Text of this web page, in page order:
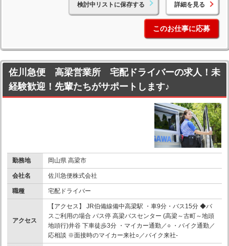
検討中リストに保存する 詳細を見る
このお仕事に応募
佐川急便 高梁営業所 宅配ドライバーの求人！未
経験歓迎！先輩たちがサポートします♪
勤務地 岡山県 高梁市
会社名 佐川急便株式会社
職種 宅配ドライバー
アクセス
【アクセス】 JR伯備線備中高梁駅 ・車9分・バス15分 ◆バ
スご利用の場合 バス停 高梁バスセンター (高梁～古町～地頭
地頭行)井谷 下車徒歩3分 ・マイカー通勤／○ ・バイク通勤／
応相談 ※面接時のマイカー来社○／バイク来社-